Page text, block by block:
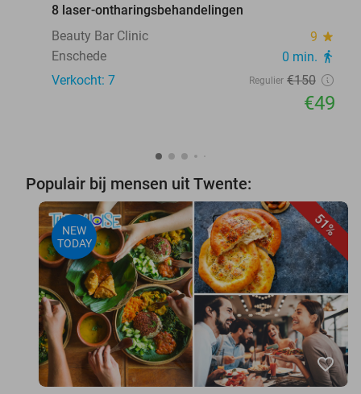
8 laser-ontharingsbehandelingen
Beauty Bar Clinic
9 star
Enschede 0 min. directions_walk
Verkocht: 7 Regulier €150
€49
Populair bij mensen uit Twente:
51%
NEW
TODAY
favorite_border